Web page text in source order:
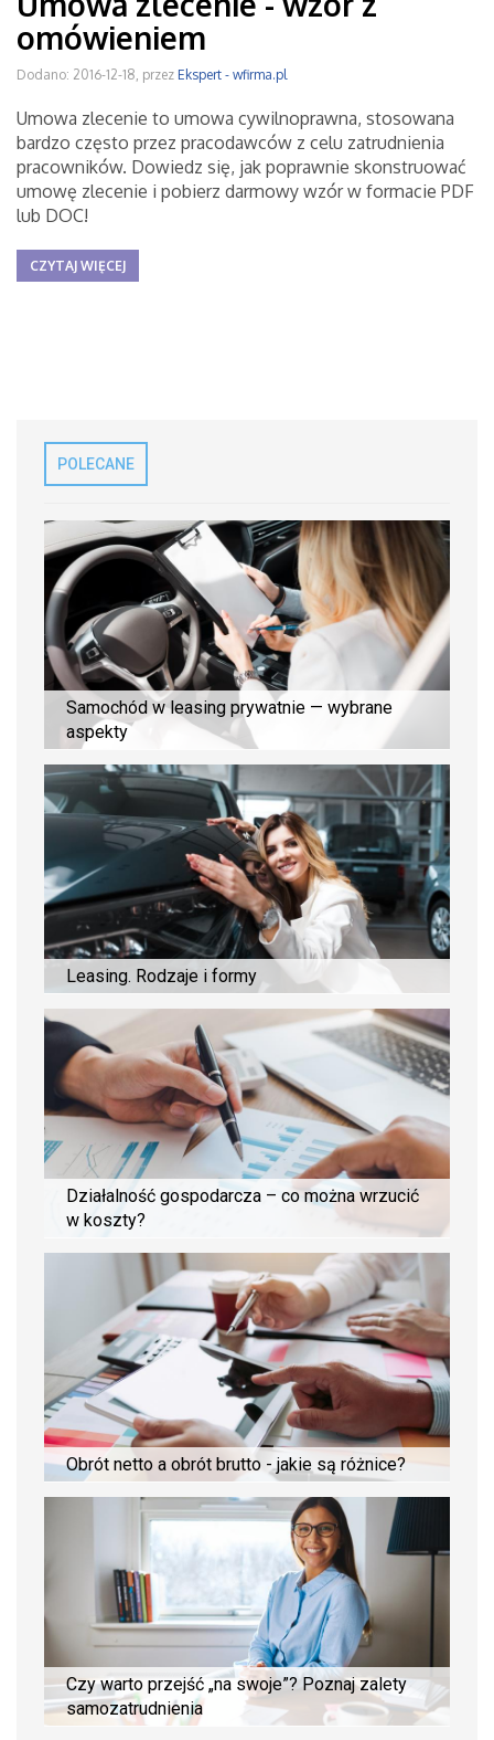
omówieniem
Dodano: 2016-12-18, przez Ekspert - wfirma.pl
Umowa zlecenie to umowa cywilnoprawna, stosowana
bardzo często przez pracodawców z celu zatrudnienia
pracowników. Dowiedz się, jak poprawnie skonstruować
umowę zlecenie i pobierz darmowy wzór w formacie PDF
lub DOC!
CZYTAJ WIĘCEJ
POLECANE
Samochód w leasing prywatnie — wybrane
aspekty
Leasing. Rodzaje i formy
Działalność gospodarcza – co można wrzucić
w koszty?
Obrót netto a obrót brutto - jakie są różnice?
Czy warto przejść „na swoje”? Poznaj zalety
samozatrudnienia